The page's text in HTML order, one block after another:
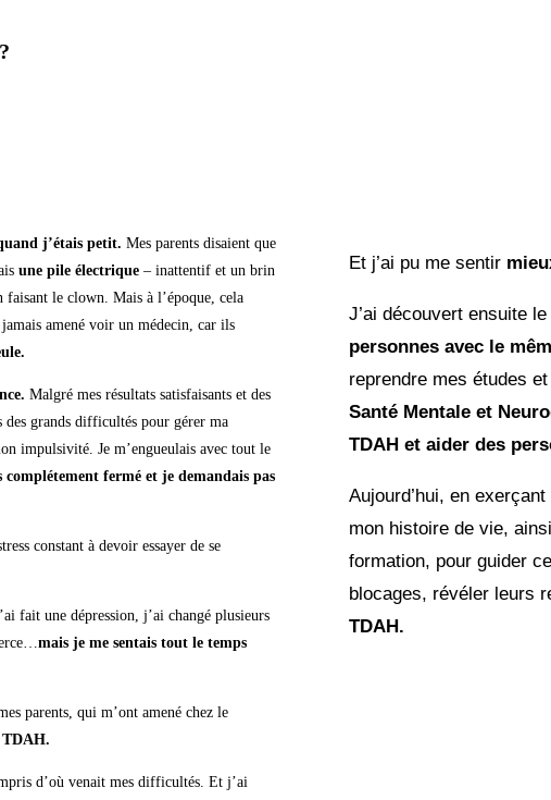
j’étais petit. Mes parents disaient que
une pile électrique – inattentif et un brin
le clown. Mais à l’époque, cela
amené voir un médecin, car ils
Malgré mes résultats satisfaisants et des
des grands difficultés pour gérer ma
impulsivité. Je m’engueulais avec tout le
complétement fermé et je demandais pas
constant à devoir essayer de se
fait une dépression, j’ai changé plusieurs
mais je me sentais tout le temps
parents, qui m’ont amené chez le
TDAH.
d’où venait mes difficultés. Et j’ai
Et j’ai pu me sentir
J’ai découvert ensuite
personnes avec le
reprendre mes études
Santé Mentale et
TDAH et aider des
Aujourd’hui, en exerçant
mon histoire de vie,
formation, pour guider
blocages, révéler leurs
TDAH.